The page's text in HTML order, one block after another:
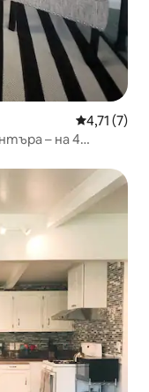
Средна
4,71 (7)
– на 4